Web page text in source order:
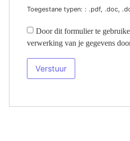
Toegestane typen: : .pdf, .doc,
Door dit formulier te
verwerking van je gegevens